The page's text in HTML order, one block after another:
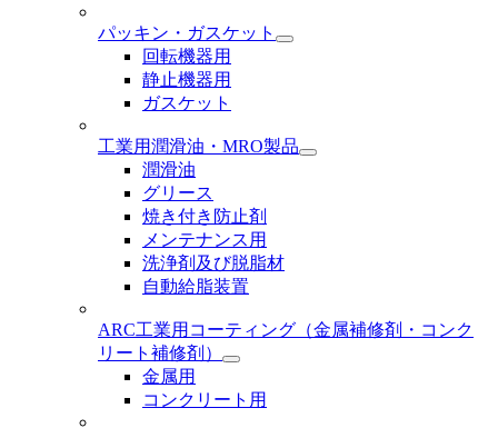
パッキン・ガスケット
回転機器用
静止機器用
ガスケット
工業用潤滑油・MRO製品
潤滑油
グリース
焼き付き防止剤
メンテナンス用
洗浄剤及び脱脂材
自動給脂装置
ARC工業用コーティング （金属補修剤・コンク
リート補修剤）
金属用
コンクリート用